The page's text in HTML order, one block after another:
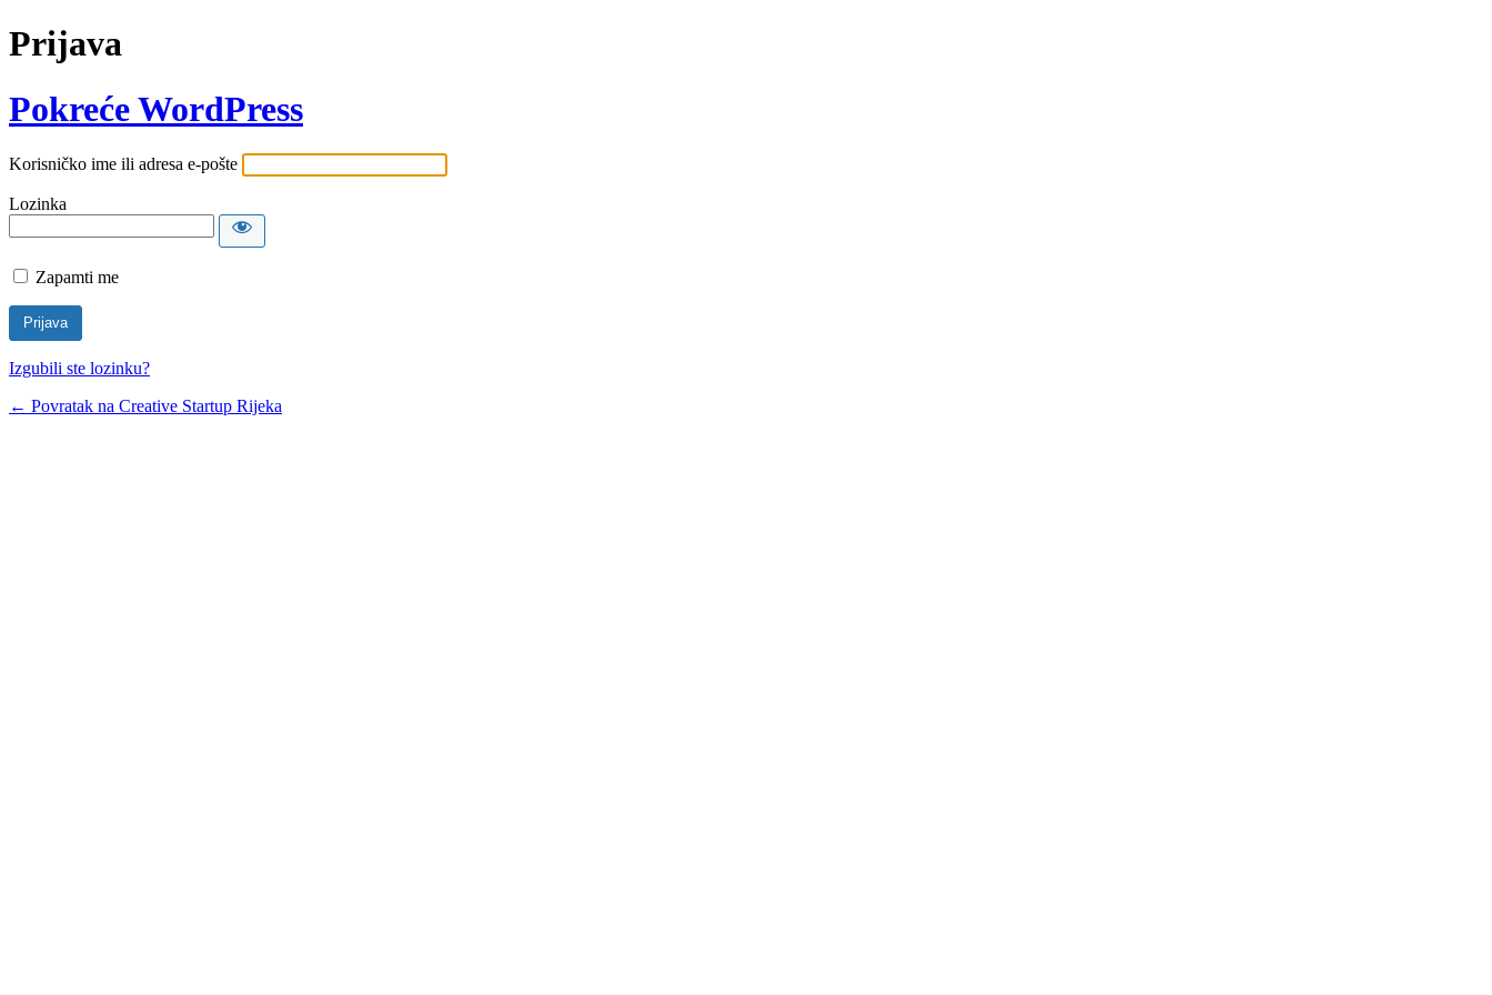
Prijava
Pokreće WordPress
Korisničko ime ili adresa e-pošte
Lozinka
Zapamti me
Izgubili ste lozinku?
← Povratak na Creative Startup Rijeka